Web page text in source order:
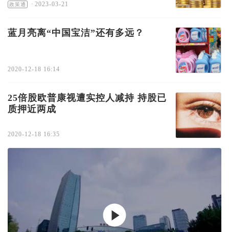
政策通 · 2023-03-21
蓝月亮离“中国宝洁”还有多远？
2020-12-18 16:14
25倍股欧普康视遭实控人减持 持股已
质押近两成
2020-12-18 16:35